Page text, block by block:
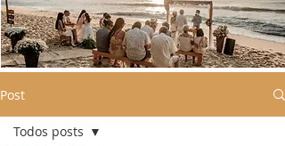
Post
Todos posts